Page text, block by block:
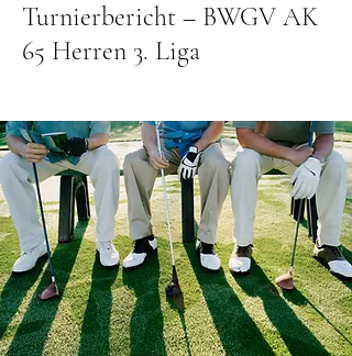
Turnierbericht – BWGV AK
65 Herren 3. Liga